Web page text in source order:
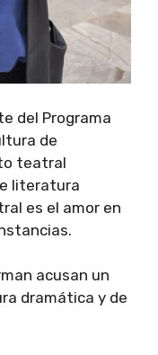
del Programa
de
teatral
literatura
es el amor en
acusan un
dramática y de